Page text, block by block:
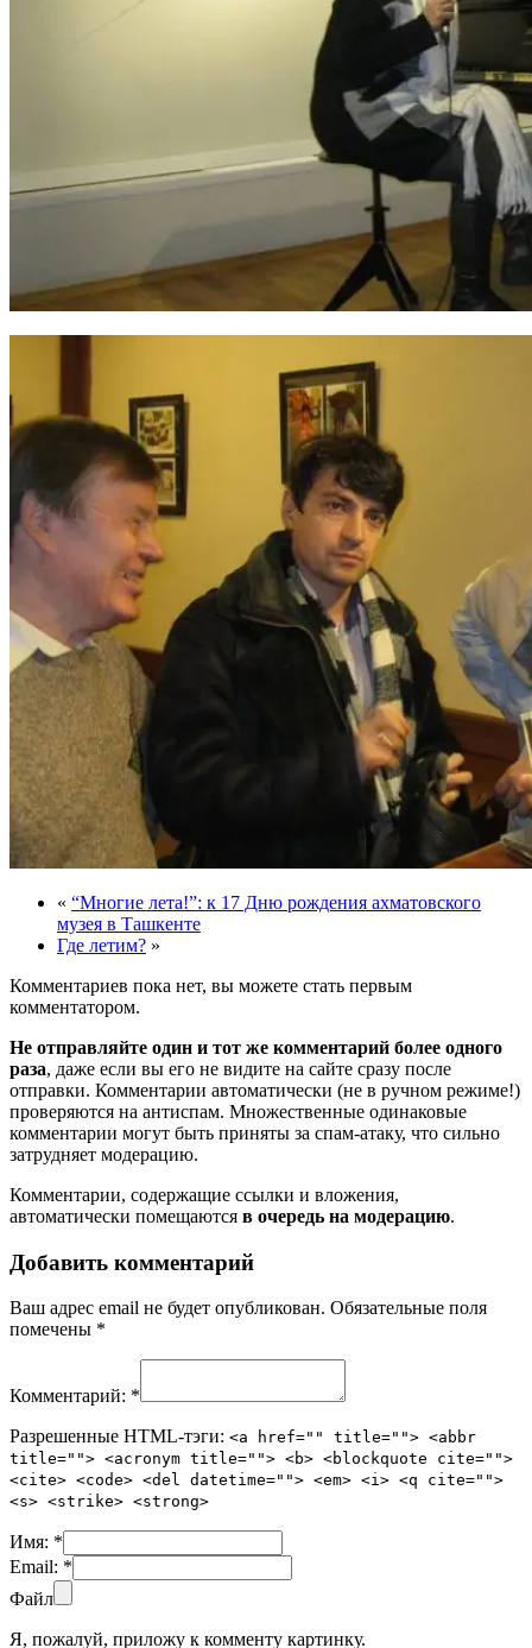
« “Многие лета!”: к 17 Дню рождения ахматовского
музея в Ташкенте
Где летим? »
Комментариев пока нет, вы можете стать первым
комментатором.
Не отправляйте один и тот же комментарий более одного
раза, даже если вы его не видите на сайте сразу после
отправки. Комментарии автоматически (не в ручном режиме!)
проверяются на антиспам. Множественные одинаковые
комментарии могут быть приняты за спам-атаку, что сильно
затрудняет модерацию.
Комментарии, содержащие ссылки и вложения,
автоматически помещаются в очередь на модерацию.
Добавить комментарий
Ваш адрес email не будет опубликован. Обязательные поля
помечены *
Комментарий: *
Разрешенные HTML-тэги: <a href="" title=""> <abbr
title=""> <acronym title=""> <b> <blockquote cite="">
<cite> <code> <del datetime=""> <em> <i> <q cite="">
<s> <strike> <strong>
Имя: *
Email: *
Файл
Я, пожалуй, приложу к комменту картинку.